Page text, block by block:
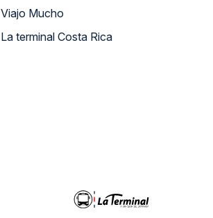
Viajo Mucho
La terminal Costa Rica